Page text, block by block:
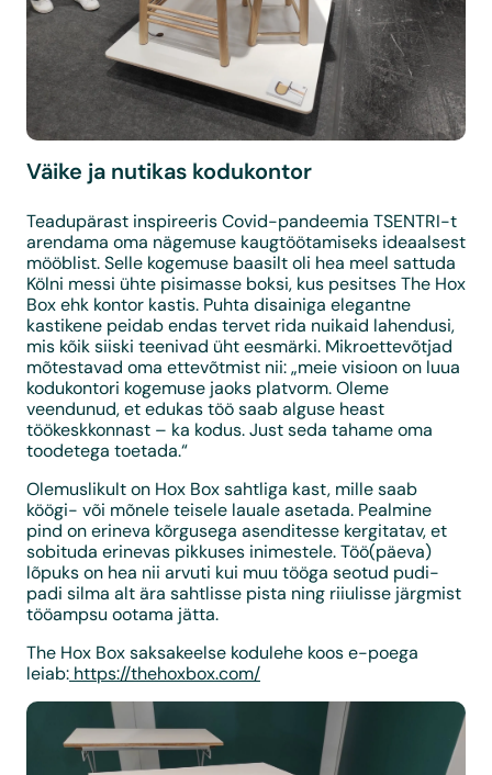
Väike ja nutikas kodukontor
Teadupärast inspireeris Covid-pandeemia TSENTRI-t
arendama oma nägemuse kaugtöötamiseks ideaalsest
mööblist. Selle kogemuse baasilt oli hea meel sattuda
Kölni messi ühte pisimasse boksi, kus pesitses The Hox
Box ehk kontor kastis. Puhta disainiga elegantne
kastikene peidab endas tervet rida nuikaid lahendusi,
mis kõik siiski teenivad üht eesmärki. Mikroettevõtjad
mõtestavad oma ettevõtmist nii: „meie visioon on luua
kodukontori kogemuse jaoks platvorm. Oleme
veendunud, et edukas töö saab alguse heast
töökeskkonnast – ka kodus. Just seda tahame oma
toodetega toetada.“
Olemuslikult on Hox Box sahtliga kast, mille saab
köögi- või mõnele teisele lauale asetada. Pealmine
pind on erineva kõrgusega asenditesse kergitatav, et
sobituda erinevas pikkuses inimestele. Töö(päeva)
lõpuks on hea nii arvuti kui muu tööga seotud pudi-
padi silma alt ära sahtlisse pista ning riiulisse järgmist
tööampsu ootama jätta.
The Hox Box saksakeelse kodulehe koos e-poega
leiab: https://thehoxbox.com/